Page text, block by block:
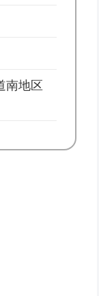
南地区